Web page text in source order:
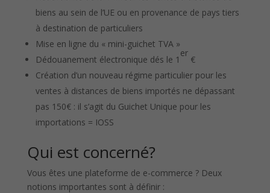
biens au sein de l’UE ou en provenance de pays tiers
à destination de particuliers
Mise en ligne du « mini-guichet TVA »
Dédouanement électronique dés le 1
er
€
Création d’un nouveau régime particulier pour les
ventes à distances de biens importés ne dépassant
pas 150€ : il s’agit du Guichet Unique pour les
importations = IOSS
Qui est concerné?
Vous êtes une plateforme de e-commerce ? Deux
notions importantes sont à définir :